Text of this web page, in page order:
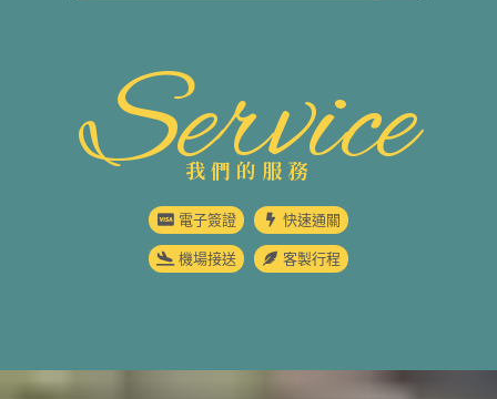
Service
我們的服務
電子簽證 快速通關
機場接送 客製行程